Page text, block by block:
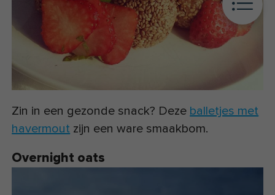
Zin in een gezonde snack? Deze balletjes met
havermout zijn een ware smaakbom.
Overnight oats